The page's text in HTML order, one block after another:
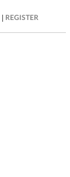
REGISTER